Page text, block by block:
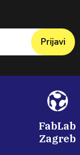
Prijavi
FabLab
Zagreb